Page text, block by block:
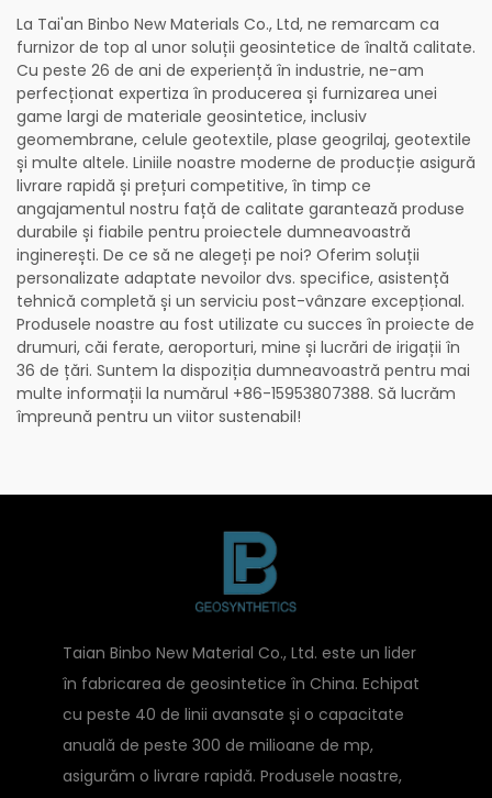
La Tai'an Binbo New Materials Co., Ltd, ne remarcam ca
furnizor de top al unor soluții geosintetice de înaltă calitate.
Cu peste 26 de ani de experiență în industrie, ne-am
perfecționat expertiza în producerea și furnizarea unei
game largi de materiale geosintetice, inclusiv
geomembrane, celule geotextile, plase geogrilaj, geotextile
și multe altele. Liniile noastre moderne de producție asigură
livrare rapidă și prețuri competitive, în timp ce
angajamentul nostru față de calitate garantează produse
durabile și fiabile pentru proiectele dumneavoastră
inginerești. De ce să ne alegeți pe noi? Oferim soluții
personalizate adaptate nevoilor dvs. specifice, asistență
tehnică completă și un serviciu post-vânzare excepțional.
Produsele noastre au fost utilizate cu succes în proiecte de
drumuri, căi ferate, aeroporturi, mine și lucrări de irigații în
36 de țări. Suntem la dispoziția dumneavoastră pentru mai
multe informații la numărul +86-15953807388. Să lucrăm
împreună pentru un viitor sustenabil!
Taian Binbo New Material Co., Ltd. este un lider
în fabricarea de geosintetice în China. Echipat
cu peste 40 de linii avansate și o capacitate
anuală de peste 300 de milioane de mp,
asigurăm o livrare rapidă. Produsele noastre,